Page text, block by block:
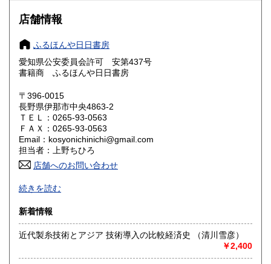
大阪府
奈良県 600円
鳥取県 600円 島根県
岡山県
山口県 600円
香川県 600円 愛媛県
高知県 600円
佐賀県
熊本県 600円 大分県 600円
600円
店舗情報
ふるほんや日日書房
愛知県公安委員会許可 安第437号
書籍商 ふるほんや日日書房
〒396-0015
長野県伊那市中央4863-2
ＴＥＬ：0265-93-0563
ＦＡＸ：0265-93-0563
Email：kosyonichinichi@gmail.com
担当者：上野ちひろ
店舗へのお問い合わせ
続きを読む
新着情報
近代製糸技術とアジア 技術導入の比較経済史 （清川雪彦）
￥2,400